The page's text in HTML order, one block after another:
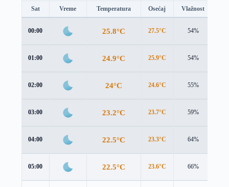
Sat Vreme Temperatura Osećaj Vlažnost
00:00 25.8°C 27.5°C 54%
01:00 24.9°C 25.9°C 54%
02:00 24°C 24.6°C 55%
03:00 23.2°C 23.7°C 59%
04:00 22.5°C 23.3°C 64%
05:00 22.5°C 23.6°C 66%